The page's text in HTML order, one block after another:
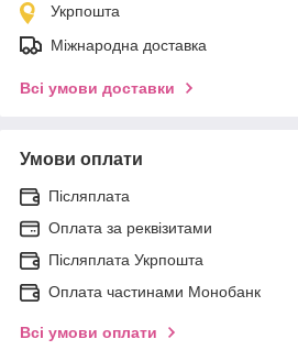
Укрпошта
Міжнародна доставка
Всі умови доставки
Умови оплати
Післяплата
Оплата за реквізитами
Післяплата Укрпошта
Оплата частинами Монобанк
Всі умови оплати